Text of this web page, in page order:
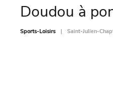
Doudou à
Sports-Loisirs Saint-Julien-